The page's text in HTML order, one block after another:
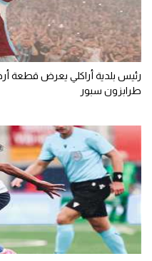
رئيس بلدية أراكلي يعرض قطعة
طرابزون سبور